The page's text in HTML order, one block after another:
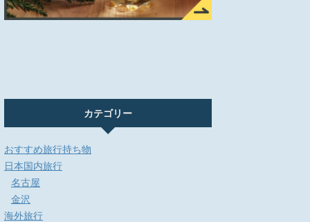
カテゴリー
おすすめ旅行持ち物
日本国内旅行
名古屋
金沢
海外旅行